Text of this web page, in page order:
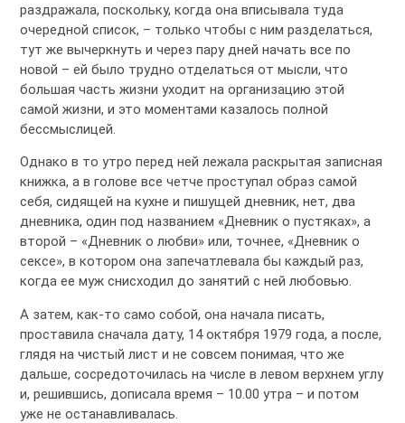
раздражала, поскольку, когда она вписывала туда
очередной список, – только чтобы с ним разделаться,
тут же вычеркнуть и через пару дней начать все по
новой – ей было трудно отделаться от мысли, что
большая часть жизни уходит на организацию этой
самой жизни, и это моментами казалось полной
бессмыслицей.
Однако в то утро перед ней лежала раскрытая записная
книжка, а в голове все четче проступал образ самой
себя, сидящей на кухне и пишущей дневник, нет, два
дневника, один под названием «Дневник о пустяках», а
второй – «Дневник о любви» или, точнее, «Дневник о
сексе», в котором она запечатлевала бы каждый раз,
когда ее муж снисходил до занятий с ней любовью.
А затем, как-то само собой, она начала писать,
проставила сначала дату, 14 октября 1979 года, а после,
глядя на чистый лист и не совсем понимая, что же
дальше, сосредоточилась на числе в левом верхнем углу
и, решившись, дописала время – 10.00 утра – и потом
уже не останавливалась.